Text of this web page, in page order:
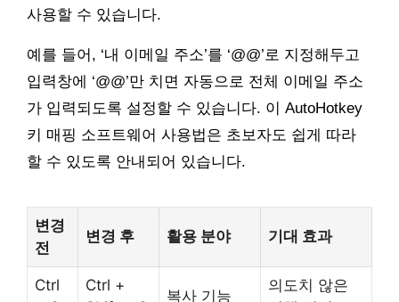
사용할 수 있습니다.
예를 들어, ‘내 이메일 주소’를 ‘@@’로 지정해두고
입력창에 ‘@@’만 치면 자동으로 전체 이메일 주소
가 입력되도록 설정할 수 있습니다. 이 AutoHotkey
키 매핑 소프트웨어 사용법은 초보자도 쉽게 따라
할 수 있도록 안내되어 있습니다.
변경
전
변경 후 활용 분야 기대 효과
Ctrl
Ctrl +
복사 기능
의도치 않은